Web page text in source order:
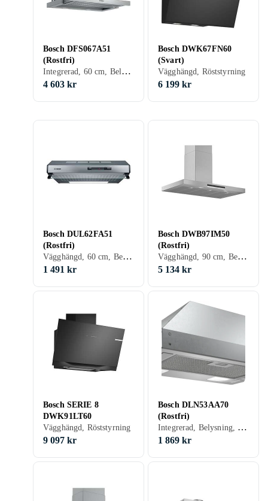
Bosch DFS067A51
(Rostfri)
Integrerad, 60 cm, Belysning, Utdragbar
4 603 kr
Bosch DWK67FN60
(Svart)
Vägghängd, Röststyrning
6 199 kr
Bosch DUL62FA51
(Rostfri)
Vägghängd, 60 cm, Belysning, Utdragbar
1 491 kr
Bosch DWB97IM50
(Rostfri)
Vägghängd, 90 cm, Belysning, Utdragbar
5 134 kr
Bosch SERIE 8
DWK91LT60
Vägghängd, Röststyrning
9 097 kr
Bosch DLN53AA70
(Rostfri)
Integrerad, Belysning, Utdragbar
1 869 kr